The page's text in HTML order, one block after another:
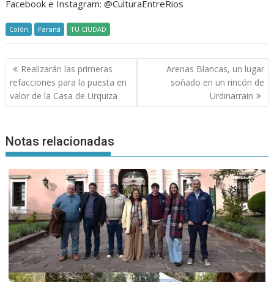
Facebook e Instagram: @CulturaEntreRios
Colón Paraná TU CIUDAD
Navegación
de
entradas
Realizarán las primeras
refacciones para la puesta en
valor de la Casa de Urquiza
Arenas Blancas, un lugar
soñado en un rincón de
Urdinarrain
Notas relacionadas